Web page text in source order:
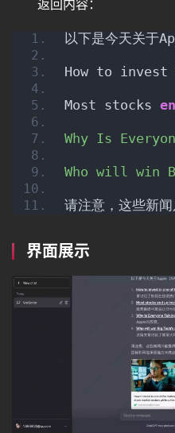
返回内容：
以下是今天关于
How to invest
Most stocks
Why Is
Who will win
请注意，这些新
界面展示